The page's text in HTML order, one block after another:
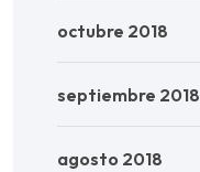
octubre 2018
septiembre 2018
agosto 2018